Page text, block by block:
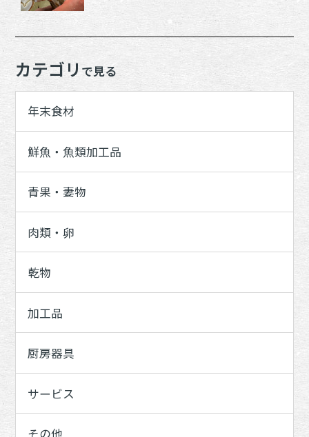
カテゴリ で見る
年末食材
鮮魚・魚類加工品
青果・妻物
肉類・卵
乾物
加工品
厨房器具
サービス
その他